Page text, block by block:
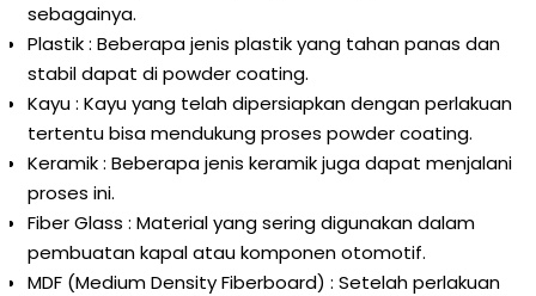
sebagainya.
Plastik : Beberapa jenis plastik yang tahan panas dan
stabil dapat di powder coating.
Kayu : Kayu yang telah dipersiapkan dengan perlakuan
tertentu bisa mendukung proses powder coating.
Keramik : Beberapa jenis keramik juga dapat menjalani
proses ini.
Fiber Glass : Material yang sering digunakan dalam
pembuatan kapal atau komponen otomotif.
MDF (Medium Density Fiberboard) : Setelah perlakuan